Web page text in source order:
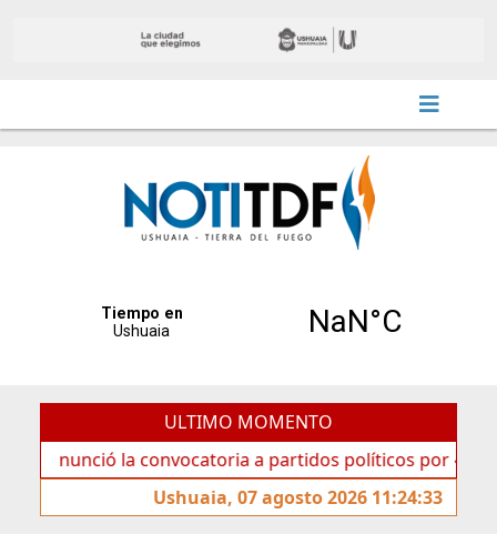
ULTIMO MOMENTO
la convocatoria a partidos políticos por «ficha
Ushuaia, 07 agosto 2026 11:24:33